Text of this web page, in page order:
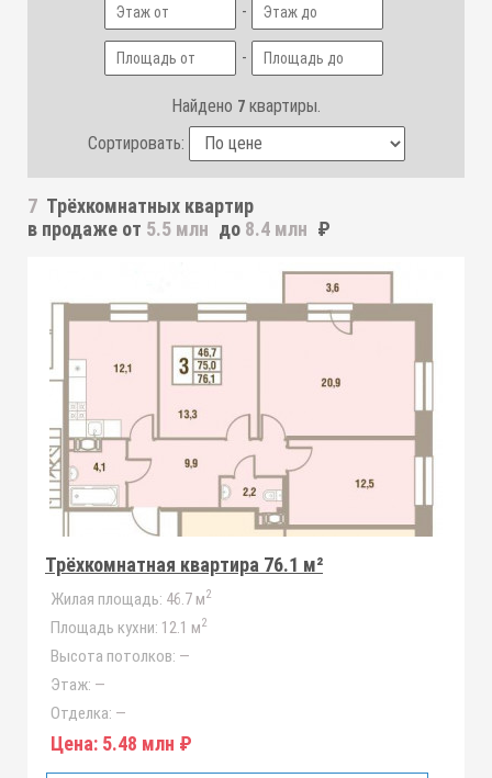
-
-
Найдено 7 квартиры.
Сортировать:
7 Трёхкомнатных квартир
в продаже от 5.5 млн до 8.4 млн ₽
Трёхкомнатная квартира 76.1 м²
Жилая площадь: 46.7 м2
Площадь кухни: 12.1 м2
Высота потолков: —
Этаж: —
Отделка: —
Цена: 5.48 млн ₽